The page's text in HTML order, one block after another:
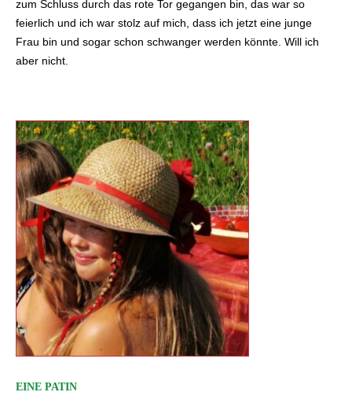
zum Schluss durch das rote Tor gegangen bin, das war so
feierlich und ich war stolz auf mich, dass ich jetzt eine junge
Frau bin und sogar schon schwanger werden könnte. Will ich
aber nicht.
EINE PATIN